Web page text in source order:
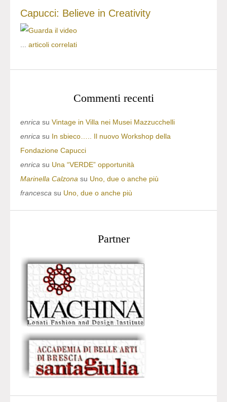
Capucci: Believe in Creativity
articoli correlati
Commenti recenti
enrica su Vintage in Villa nei Musei Mazzucchelli
enrica su In sbieco….. Il nuovo Workshop della
Fondazione Capucci
enrica su Una “VERDE” opportunità
Marinella Calzona su Uno, due o anche più
francesca su Uno, due o anche più
Partner